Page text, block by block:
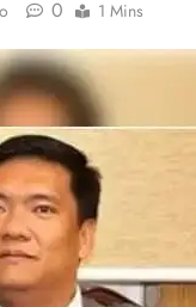
0 1 Mins